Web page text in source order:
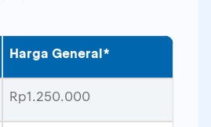
Harga General*
Rp1.250.000